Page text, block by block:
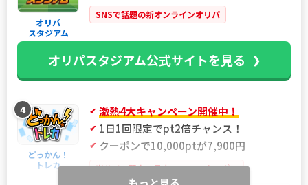
オリパ
スタジアム
SNSで話題の新オンラインオリパ
オリパスタジアム公式サイトを見る
4
どっかん！
トレカ
激熱4大キャンペーン開催中！
1日1回限定でpt2倍チャンス！
クーポンで10,000ptが7,900円
当サイト限定！最大21%OFFクーポン